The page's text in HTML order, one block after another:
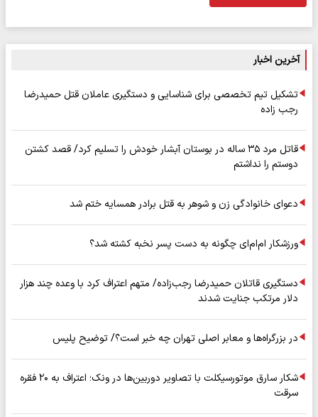
آخرین اخبار
تشکیل تیم تخصصی برای شناسایی و دستگیری عاملان قتل حمیدرضا
رجب زاده
قاتل مرد ۳۵ ساله در بوستان آبشار خودش را تسلیم کرد/ قصد کشتن
دوستم را نداشتم
دعوای خانوادگی زن و شوهر به قتل برادر همسایه ختم شد
ورزشکار ام‌ام‌ای چگونه به دست پسر نخبه کشته شد؟
دستگیری قاتلان حمیدرضا رجب‌زاده/ متهم اعتراف کرد با وعده چند هزار
دلار مرتکب جنایت شدند
در بزرگراه‌ها و معابر اصلی تهران چه خبر است؟/ توضیح پلیس
شکار سارق موتورسیکلت با تصاویر دوربین‌ها در ونک؛ اعتراف به ۲۰ فقره
سرقت